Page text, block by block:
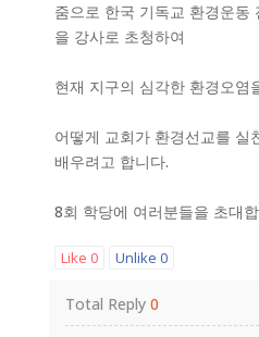
줌으로 한국 기독교 환경운동
을 강사로 초청하여
현재 지구의 심각한 환경오염
어떻게 교회가 환경선교를 실
배우려고 합니다.
8회 학당에 여러분들을 초대
Like 0 Unlike 0
Total Reply 0